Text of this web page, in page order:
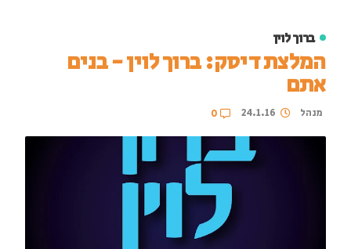
ברוך לוין
המלצת דיסק: ברוך לוין - בנים
אתם
מנהל 24.1.16
0